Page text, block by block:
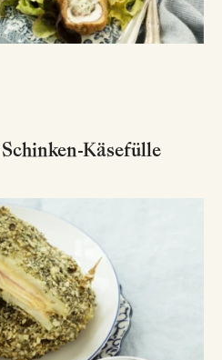
Käsefülle